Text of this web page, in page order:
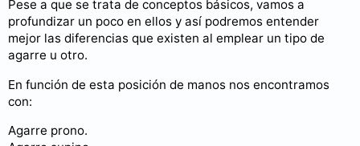
Pese a que se trata de conceptos básicos, vamos a
profundizar un poco en ellos y así podremos entender
mejor las diferencias que existen al emplear un tipo de
agarre u otro.
En función de esta posición de manos nos encontramos
con:
Agarre prono.